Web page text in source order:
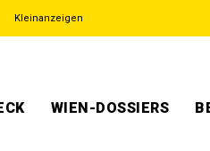
Kleinanzeigen
WIEN-DOSSIERS